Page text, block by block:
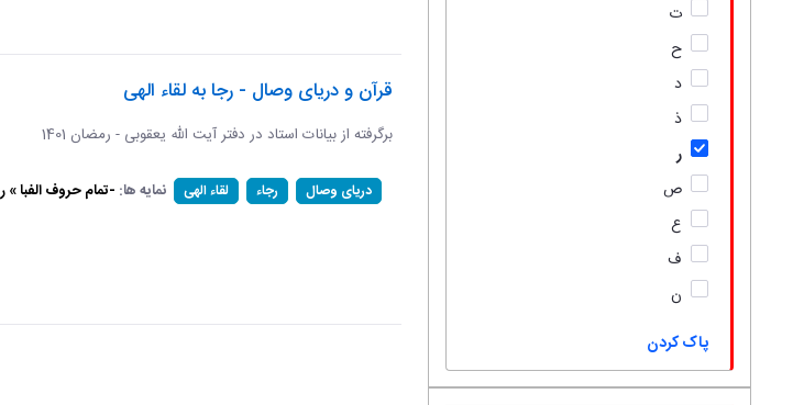
ت
ح
د
ذ
ر
ص
ع
ف
ن
پاک کردن
قرآن و دریای وصال - رجا به لقاء الهی
برگرفته از بیانات استاد در دفتر آیت الله یعقوبی - رمضان 1401
دریای وصال رجاء لقاء الهی نمایه ها: -تمام حروف الفبا » ر